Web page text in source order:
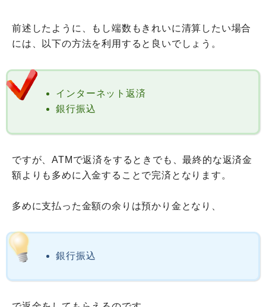
前述したように、もし端数もきれいに清算したい場合
には、以下の方法を利用すると良いでしょう。
インターネット返済
銀行振込
ですが、ATMで返済をするときでも、最終的な返済金
額よりも多めに入金することで完済となります。
多めに支払った金額の余りは預かり金となり、
銀行振込